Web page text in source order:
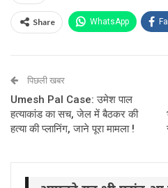
Share WhatsApp
पिछली खबर
Umesh Pal Case: उमेश पाल
हत्याकांड का सच, जेल में बैठकर की
हत्या की प्लानिंग, जाने पूरा मामला !